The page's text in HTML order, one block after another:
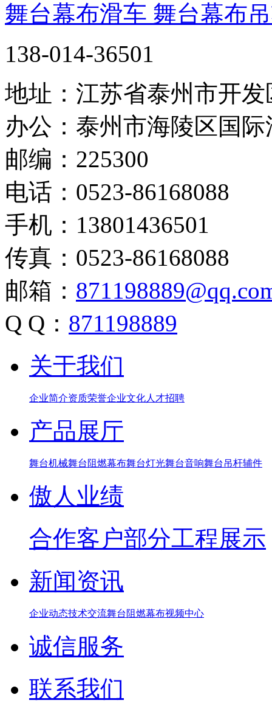
舞台幕布滑车 舞台幕布
138-014-36501
地址：江苏省泰州市开
办公：泰州市海陵区国
邮编：225300
电话：0523-86168088
手机：13801436501
传真：0523-86168088
邮箱：
Q Q： 871198889
关于我们
企业简介资质荣誉企业文化人才招聘
产品展厅
舞台机械舞台阻燃幕布舞台灯光舞台音响舞台吊杆辅件
傲人业绩
合作客户部分工程展示
新闻资讯
企业动态技术交流舞台阻燃幕布视频中心
诚信服务
联系我们